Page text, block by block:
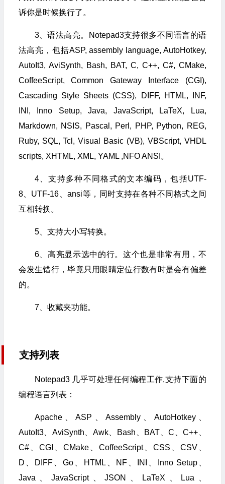
诉你是时候换行了。
3、语法高亮。Notepad3支持很多不同语言的语
法高亮，包括ASP, assembly language, AutoHotkey,
AutoIt3, AviSynth, Bash, BAT, C, C++, C#, CMake,
CoffeeScript, Common Gateway Interface (CGI),
Cascading Style Sheets (CSS), DIFF, HTML, INF,
INI, Inno Setup, Java, JavaScript, LaTeX, Lua,
Markdown, NSIS, Pascal, Perl, PHP, Python, REG,
Ruby, SQL, Tcl, Visual Basic (VB), VBScript, VHDL
scripts, XHTML, XML, YAML ,NFO ANSI。
4、支持多种不同格式的文本编码，包括UTF-
8、UTF-16、ansi等，同时支持在各种不同格式之间
互相转换。
5、支持大小写转换。
6、高亮显示选中的行。这个也是非常有用，不
会发生错行，毕竟只用眼睛定位行数有时是会有偏差
的。
7、收藏夹功能。
支持列表
Notepad3 几乎可处理任何编程工作,支持下面的
编程语言列表：
Apache、ASP、Assembly、AutoHotkey、
AutoIt3、AviSynth、Awk、Bash、BAT、C、C++、
C#、CGI、CMake、CoffeeScript、CSS、CSV、
D、DIFF、Go、HTML、NF、INI、Inno Setup、
Java、JavaScript、JSON、LaTeX、Lua、